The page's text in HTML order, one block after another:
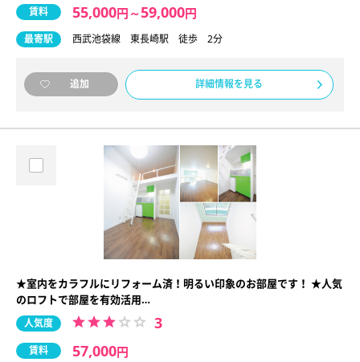
賃料 55,000円 ～59,000円
最寄駅 西武池袋線 東長崎駅 徒歩 2分
追加 詳細情報を見る
★室内をカラフルにリフォーム済！明るい印象のお部屋です！ ★人気
のロフトで部屋を有効活用…
人気度 3
賃料 57,000円